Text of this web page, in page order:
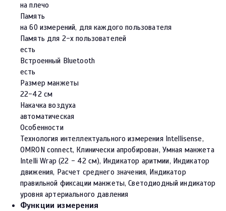
на плечо
Память
на 60 измерений, для каждого пользователя
Память для 2-х пользователей
есть
Встроенный Bluetooth
есть
Размер манжеты
22-42 см
Накачка воздуха
автоматическая
Особенности
Технология интеллектуального измерения Intellisense,
OMRON connect, Клинически апробирован, Умная манжета
Intelli Wrap (22 - 42 см), Индикатор аритмии, Индикатор
движения, Расчет среднего значения, Индикатор
правильной фиксации манжеты, Светодиодный индикатор
уровня артериального давления
Функции измерения